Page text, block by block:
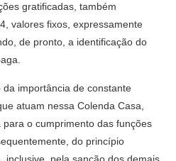
gratificadas, também
valores fixos, expressamente
de pronto, a identificação do
importância de constante
atuam nessa Colenda Casa,
o cumprimento das funções
do princípio